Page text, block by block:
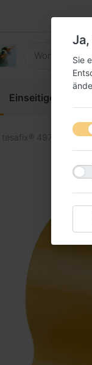
Einseitige
tesafix® 4972
Sie